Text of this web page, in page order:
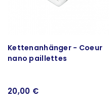
Kettenanhänger - Coeur
nano paillettes
20,00 €